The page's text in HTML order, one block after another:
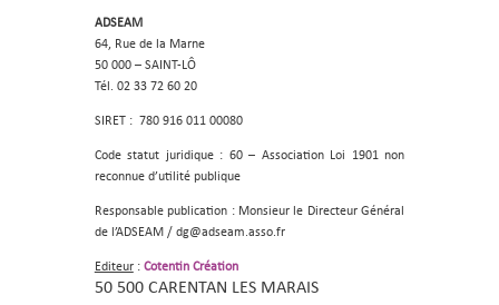
ADSEAM
64, Rue de la Marne
50 000 – SAINT-LÔ
Tél. 02 33 72 60 20
SIRET : 780 916 011 00080
Code statut juridique : 60 – Association Loi 1901 non
reconnue d’utilité publique
Responsable publication : Monsieur le Directeur Général
de l’ADSEAM / dg@adseam.asso.fr
Editeur: Cotentin Création
50 500 CARENTAN LES MARAIS